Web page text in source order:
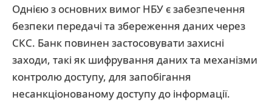
Однією з основних вимог НБУ є забезпечення
безпеки передачі та збереження даних через
СКС. Банк повинен застосовувати захисні
заходи, такі як шифрування даних та механізми
контролю доступу, для запобігання
несанкціонованому доступу до інформації.